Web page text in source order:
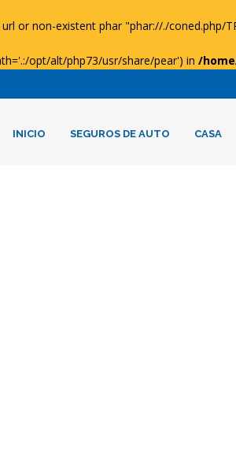
or non-existent phar "phar://./coned.php/
opt/alt/php73/usr/share/pear') in /
INICIO SEGUROS DE AUTO CASA